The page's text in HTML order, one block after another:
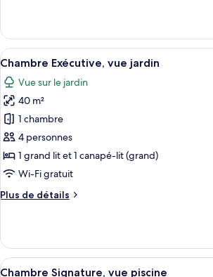
jardin
le
type
de
Chambre
Supérieure,
vue
jardin
Afficher
toutes
les
photos
pour
ce
type
de
chambre :
Chambre
jardin
Une
6
Chambre Exécutive, vue jardin
Vue sur le jardin
40 m²
1 chambre
4 personnes
1 grand lit et 1 canapé-lit (grand)
Wi-Fi gratuit
Plus de détails
Plus
le
type
de
Afficher
Une
8
Chambre Signature, vue piscine